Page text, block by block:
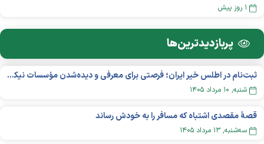
۱ روز پیش
پربازدید‌ترین‌ها
ثبت‌نام در اطلس خیر ایران؛ فرصتی برای معرفی و دیده‌شدن مؤسسات نیکوکاری
شنبه, ۱۰ مرداد ۱۴۰۵
قصهٔ مقصدی اشتباه که مسافر را به خودش رساند
سه‌شنبه, ۱۳ مرداد ۱۴۰۵